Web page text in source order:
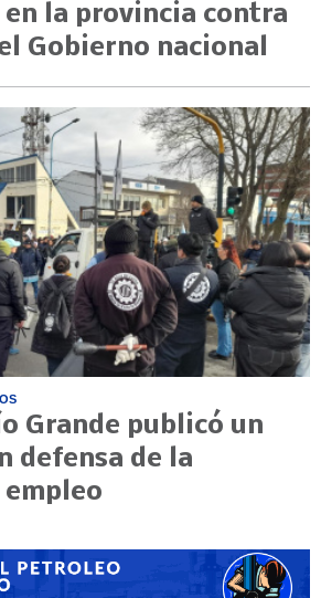
la provincia contra
Gobierno nacional
Grande publicó un
defensa de la